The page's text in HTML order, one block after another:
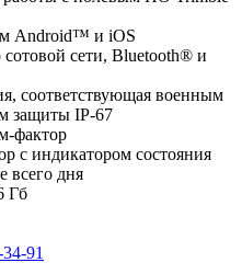
Android™ и iOS
сети, Bluetooth® и
соответствующая военным
защиты IP-67
фактор
с индикатором состояния
всего дня
Гб
91